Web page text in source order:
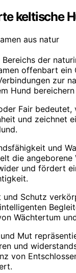
keltische
Bereichs der
offenbart ein
zur
Hund
Fair
und zeichnet
und
die angeborene
und fördert
und Schutz
Wächtertum
Mut
und
von